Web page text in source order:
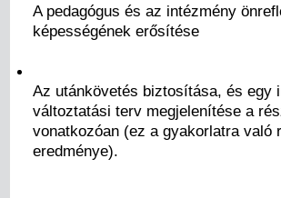
A pedagógus és az intézmény
képességének erősítése
Az utánkövetés biztosítása, és egy
változtatási terv megjelenítése a
vonatkozóan (ez a gyakorlatra való
eredménye).